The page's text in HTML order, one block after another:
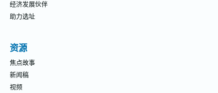
经济发展伙伴
助力选址
资源
焦点故事
新闻稿
视频